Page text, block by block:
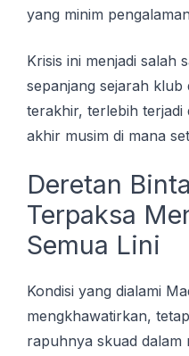
yang minim
Krisis ini menjadi salah
sepanjang sejarah klub
terakhir, terlebih terjadi
akhir musim di mana
Deretan
Terpaksa
Semua Lini
Kondisi yang dialami
mengkhawatirkan,
rapuhnya skuad dalam